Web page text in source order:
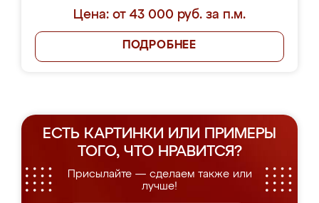
Цена: от 43 000 руб. за п.м.
ПОДРОБНЕЕ
ЕСТЬ КАРТИНКИ ИЛИ ПРИМЕРЫ
ТОГО, ЧТО НРАВИТСЯ?
Присылайте — сделаем также или
лучше!